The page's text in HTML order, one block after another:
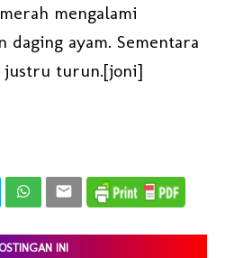
mengalami
daging ayam. Sementara
justru turun.[joni]
INI